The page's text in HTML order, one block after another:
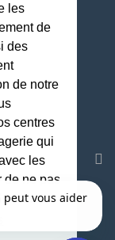
les
de
des
de notre
centres
qui
les
de ne pas
au